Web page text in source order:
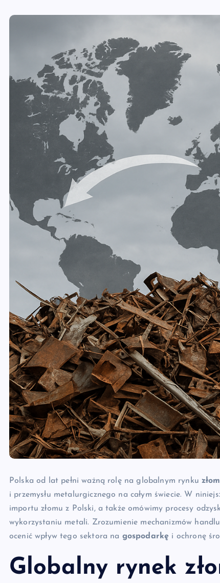
Polska od lat pełni ważną rolę na globalnym rynku
i przemysłu metalurgicznego na całym świecie. W
importu złomu z Polski, a także omówimy procesy
wykorzystaniu metali. Zrozumienie mechanizmów
ocenić wpływ tego sektora na gospodarkę i ochronę
Globalny rynek